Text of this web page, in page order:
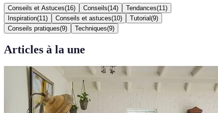
Conseils et Astuces(16) Conseils(14) Tendances(11 )
Inspiration(11 ) Conseils et astuces(10) Tutorial (9)
Conseils pratiques(9) Techniques(9)
Articles à la une